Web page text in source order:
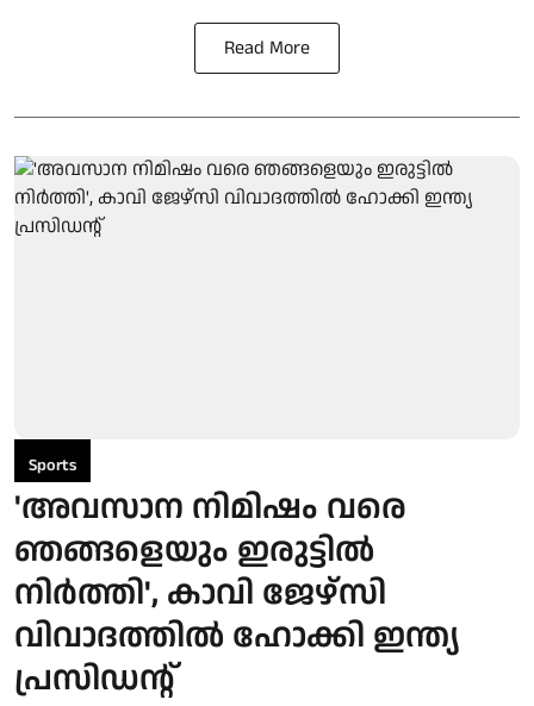
Read More
Sports
'അവസാന നിമിഷം വരെ
ഞങ്ങളെയും ഇരുട്ടിൽ
നിർത്തി', കാവി ജേഴ്‌സി
വിവാദത്തിൽ ഹോക്കി ഇന്ത്യ
പ്രസിഡന്റ്